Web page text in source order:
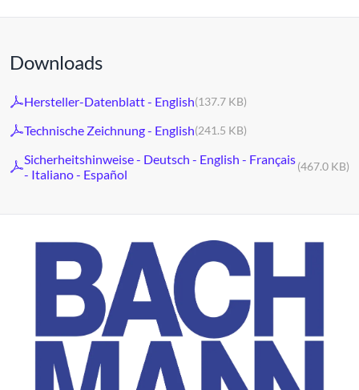
Downloads
Hersteller-Datenblatt - English(137.7 KB)
Technische Zeichnung - English(241.5 KB)
Sicherheitshinweise - Deutsch - English - Français
- Italiano - Español
(467.0 KB)